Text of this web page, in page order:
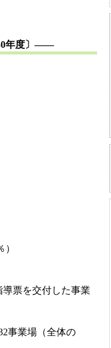
年度〕――
）
票を交付した事業
事業場（全体の